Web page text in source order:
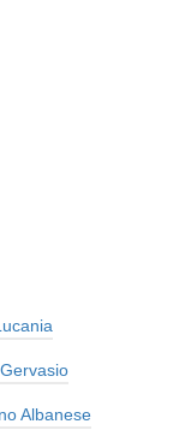
Albanese